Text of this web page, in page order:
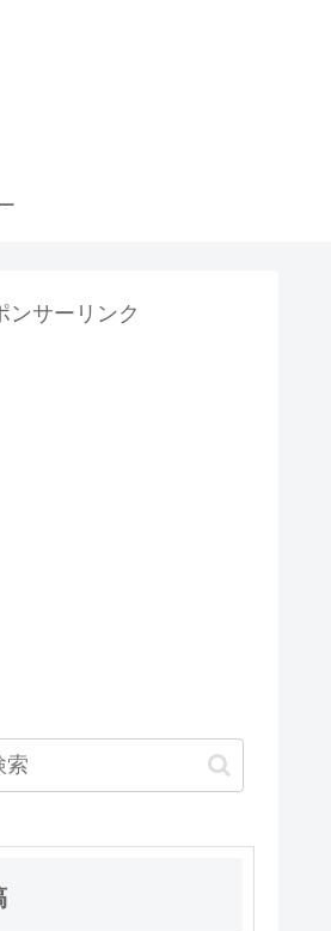
ンサーリンク